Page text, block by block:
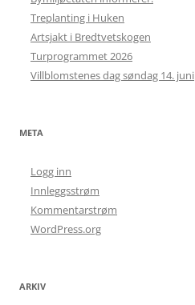
Treplanting i Huken
Artsjakt i Bredtvetskogen
Turprogrammet 2026
Villblomstenes dag søndag 14. juni
META
Logg inn
Innleggsstrøm
Kommentarstrøm
WordPress.org
ARKIV